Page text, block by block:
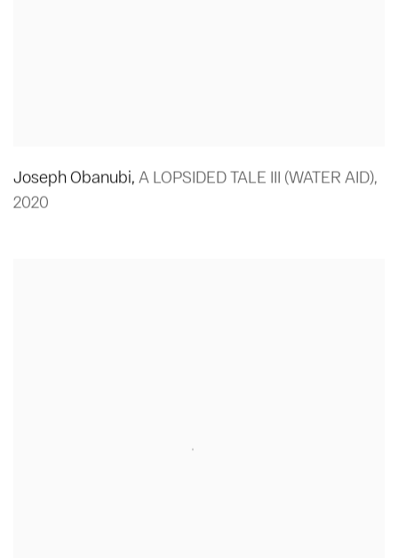
Joseph Obanubi, A LOPSIDED TALE III (WATER AID),
2020